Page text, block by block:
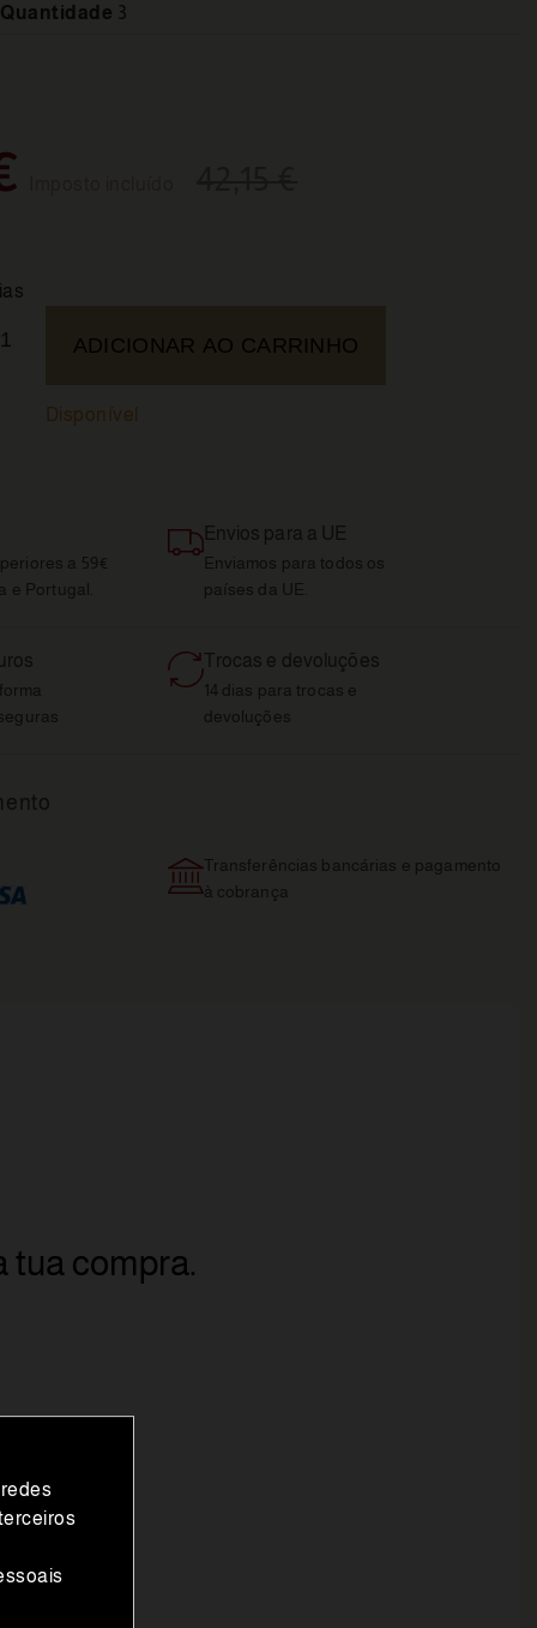
Quantidade 3
ADICIONAR AO CARRINHO
Disponível
a 59€
e Portugal.
Envios para a UE
Enviamos para todos os
países da UE.
Trocas e devoluções
14 dias para trocas e
devoluções
Transferências bancárias e pagamento
à cobrança
tua compra.